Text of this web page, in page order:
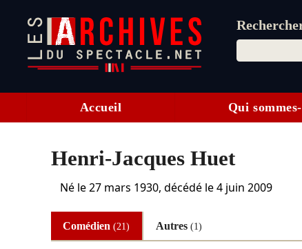
Accueil Qui
Henri-Jacques Huet
Né le27 mars 1930, décédé le4 juin 2009
Comédien(21) Autres (1)